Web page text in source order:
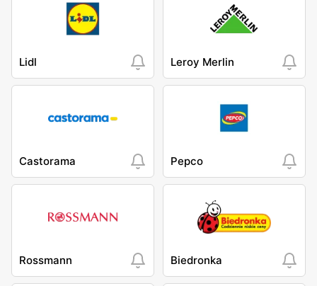
Lidl Leroy Merlin
Castorama Pepco
Rossmann Biedronka